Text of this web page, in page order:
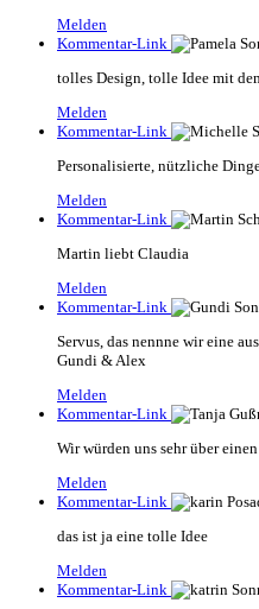
Melden
Kommentar-Link
tolles Design, tolle Idee mit
Melden
Kommentar-Link
Personalisierte, nützliche
Melden
Kommentar-Link
Martin liebt Claudia
Melden
Kommentar-Link
Servus, das nennne wir eine
Gundi & Alex
Melden
Kommentar-Link
Wir würden uns sehr über
Melden
Kommentar-Link
das ist ja eine tolle Idee
Melden
Kommentar-Link